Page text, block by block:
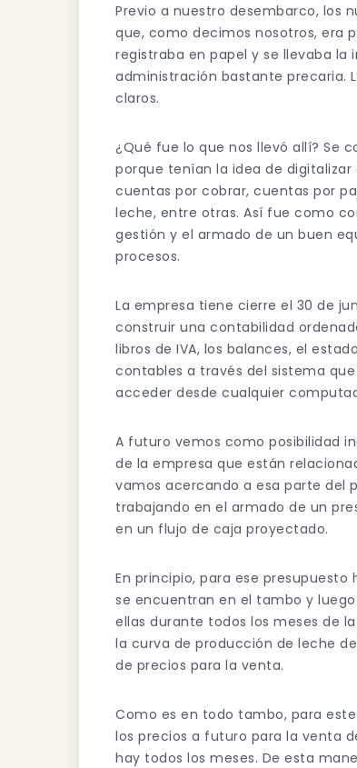
Previo a nuestro desembarco, los
que, como decimos nosotros, era
registraba en papel y se llevaba
administración bastante precaria.
claros.
¿Qué fue lo que nos llevó allí? Se
porque tenían la idea de
cuentas por cobrar, cuentas por
leche, entre otras. Así fue como
gestión y el armado de un buen
procesos.
La empresa tiene cierre el 30 de
construir una contabilidad
libros de IVA, los balances, el
contables a través del sistema
acceder desde cualquier
A futuro vemos como posibilidad
de la empresa que están
vamos acercando a esa parte del
trabajando en el armado de un
en un flujo de caja proyectado.
En principio, para ese
se encuentran en el tambo y
ellas durante todos los meses de
la curva de producción de leche
de precios para la venta.
Como es en todo tambo, para
los precios a futuro para la venta
hay todos los meses. De esta